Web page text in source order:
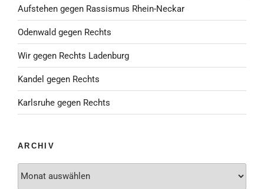
Aufstehen gegen Rassismus Rhein-Neckar
Odenwald gegen Rechts
Wir gegen Rechts Ladenburg
Kandel gegen Rechts
Karlsruhe gegen Rechts
ARCHIV